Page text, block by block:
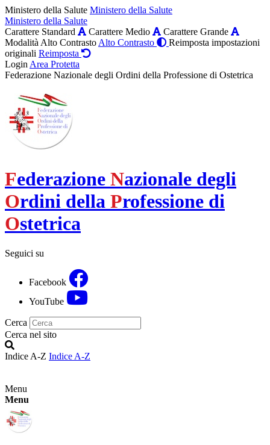
Ministero della Salute Ministero della Salute
Ministero della Salute
Carattere Standard
Carattere Medio
Carattere Grande
Modalità Alto Contrasto Alto Contrasto
Reimposta impostazioni
originali Reimposta
Login Area Protetta
Federazione Nazionale degli Ordini della Professione di Ostetrica
Federazione Nazionale degli
Ordini della Professione di
Ostetrica
Seguici su
Facebook
YouTube
Cerca
Cerca nel sito
Indice A-Z Indice A-Z
Menu
Menu